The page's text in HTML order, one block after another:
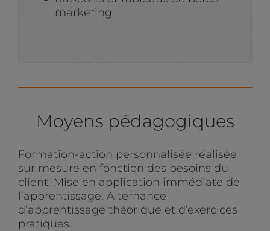
marketing
Moyens pédagogiques
Formation-action personnalisée réalisée
sur mesure en fonction des besoins du
client. Mise en application immédiate de
l’apprentissage. Alternance
d’apprentissage théorique et d’exercices
pratiques.